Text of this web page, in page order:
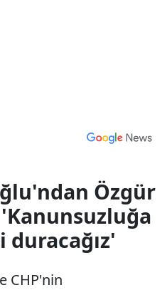
Özgür
duracağız'
CHP'nin